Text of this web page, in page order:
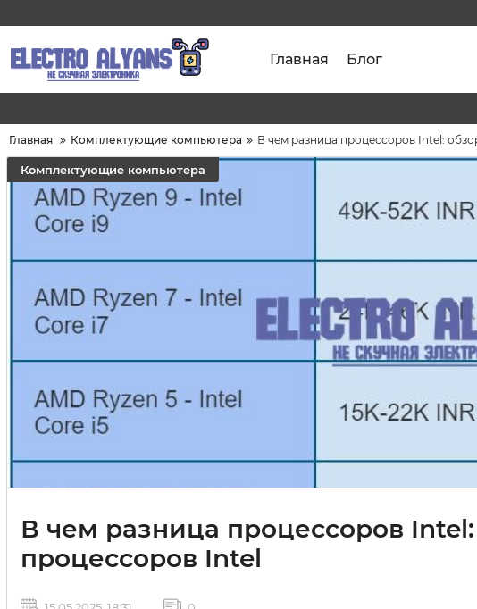
Главная Блог
Главная Комплектующие компьютера В чем разница процессоров Intel:
Комплектующие компьютера
В чем разница процессоров
процессоров Intel